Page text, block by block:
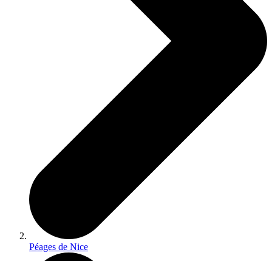
Péages de Nice